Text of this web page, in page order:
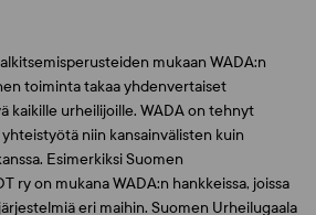
mukaan WADA:n
toiminta takaa yhdenvertaiset
kaikille urheilijoille. WADA on tehnyt
niin kansainvälisten kuin
Esimerkiksi Suomen
ry on mukana WADA:n hankkeissa, joissa
eri maihin. Suomen Urheilugaala